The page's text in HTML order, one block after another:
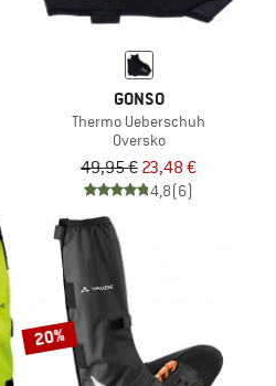
GONSO
Thermo Ueberschuh
Oversko
49,95 € 23,48 €
4,8(6)
20%